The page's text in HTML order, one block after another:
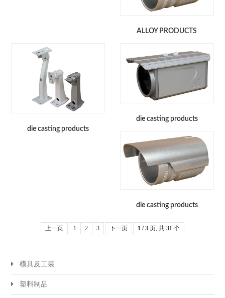
ALLOY PRODUCTS
die casting products
die casting products
die casting products
上一页 1 2 3 下一页 1 / 3 页, 共31 个
模具及工装
塑料制品